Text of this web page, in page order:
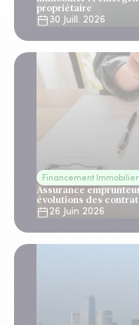
propriétaire
30 Juill. 2026
Financement Immobilier
Assurance
évolutions des
26 Juin 2026